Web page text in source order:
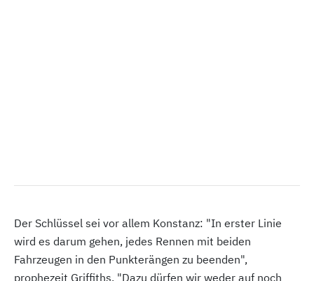
Der Schlüssel sei vor allem Konstanz: "In erster Linie
wird es darum gehen, jedes Rennen mit beiden
Fahrzeugen in den Punkterängen zu beenden",
prophezeit Griffiths. "Dazu dürfen wir weder auf noch